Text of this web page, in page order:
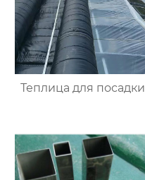
Теплица для посадки